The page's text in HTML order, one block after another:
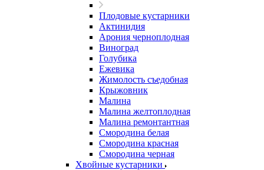
Плодовые кустарники
Актинидия
Арония черноплодная
Виноград
Голубика
Ежевика
Жимолость съедобная
Крыжовник
Малина
Малина желтоплодная
Малина ремонтантная
Смородина белая
Смородина красная
Смородина черная
Хвойные кустарники